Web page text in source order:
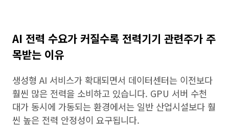
AI 전력 수요가 커질수록 전력기기 관련주가 주
목받는 이유
생성형 AI 서비스가 확대되면서 데이터센터는 이전보다
훨씬 많은 전력을 소비하고 있습니다. GPU 서버 수천
대가 동시에 가동되는 환경에서는 일반 산업시설보다 훨
씬 높은 전력 안정성이 요구됩니다.